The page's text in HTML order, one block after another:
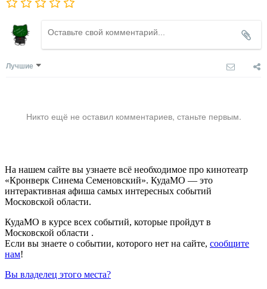
Лучшие
Никто ещё не оставил комментариев, станьте первым.
На нашем сайте вы узнаете всё необходимое про кинотеатр
«Кронверк Синема Семеновский». КудаМО — это
интерактивная афиша самых интересных событий
Московской области.
КудаМО в курсе всех событий, которые пройдут в
Московской области .
Если вы знаете о событии, которого нет на сайте, сообщите
нам!
Вы владелец этого места?